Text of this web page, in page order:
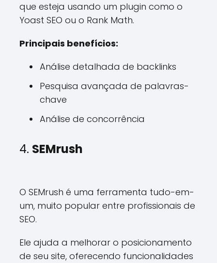
que esteja usando um plugin como o
Yoast SEO ou o Rank Math.
Principais benefícios:
Análise detalhada de backlinks
Pesquisa avançada de palavras-
chave
Análise de concorrência
4. SEMrush
O SEMrush é uma ferramenta tudo-em-
um, muito popular entre profissionais de
SEO.
Ele ajuda a melhorar o posicionamento
de seu site, oferecendo funcionalidades